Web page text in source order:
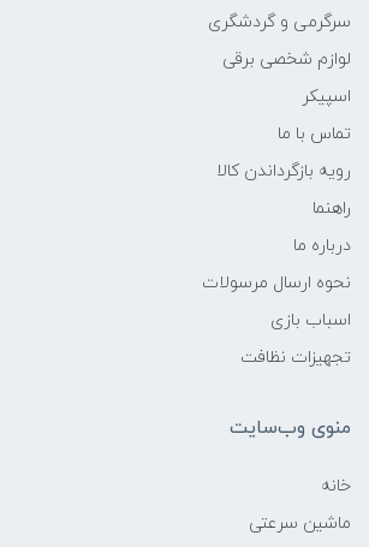
سرگرمی و گردشگری
لوازم شخصی برقی
اسپیکر
تماس با ما
رویه بازگرداندن کالا
راهنما
درباره ما
نحوه ارسال مرسولات
اسباب بازی
تجهیزات نظافت
منوی وب‌سایت
خانه
ماشین سرعتی